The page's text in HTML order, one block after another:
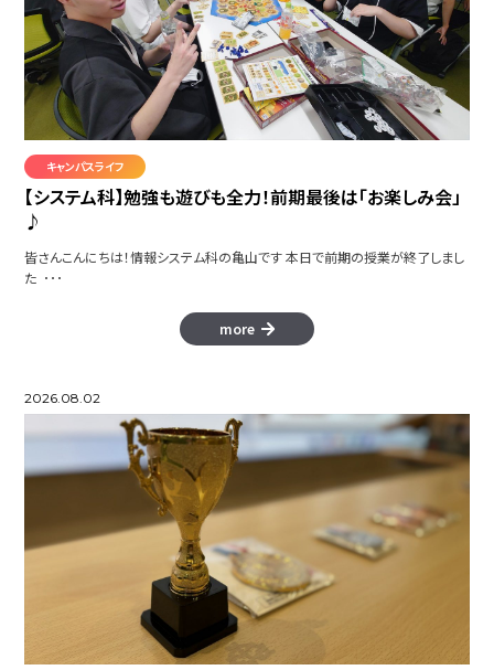
キャンパスライフ
【システム科】勉強も遊びも全力！前期最後は「お楽しみ会」
♪
皆さんこんにちは！情報システム科の亀山です 本日で前期の授業が終了しまし
た ･･･
more
2026.08.02